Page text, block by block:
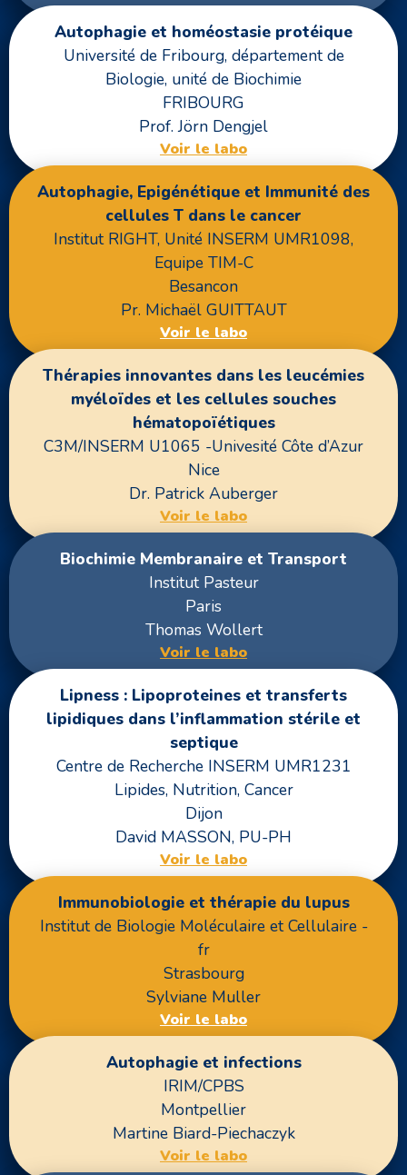
Autophagie et homéostasie protéique
Université de Fribourg, département de
Biologie, unité de Biochimie
FRIBOURG
Prof. Jörn Dengjel
Voir le labo
Autophagie, Epigénétique et Immunité des
cellules T dans le cancer
Institut RIGHT, Unité INSERM UMR1098,
Equipe TIM-C
Besancon
Pr. Michaël GUITTAUT
Voir le labo
Thérapies innovantes dans les leucémies
myéloïdes et les cellules souches
hématopoïétiques
C3M/INSERM U1065 -Univesité Côte d’Azur
Nice
Dr. Patrick Auberger
Voir le labo
Biochimie Membranaire et Transport
Institut Pasteur
Paris
Thomas Wollert
Voir le labo
Lipness : Lipoproteines et transferts
lipidiques dans l’inflammation stérile et
septique
Centre de Recherche INSERM UMR1231
Lipides, Nutrition, Cancer
Dijon
David MASSON, PU-PH
Voir le labo
Immunobiologie et thérapie du lupus
Institut de Biologie Moléculaire et Cellulaire -
fr
Strasbourg
Sylviane Muller
Voir le labo
Autophagie et infections
IRIM/CPBS
Montpellier
Martine Biard-Piechaczyk
Voir le labo